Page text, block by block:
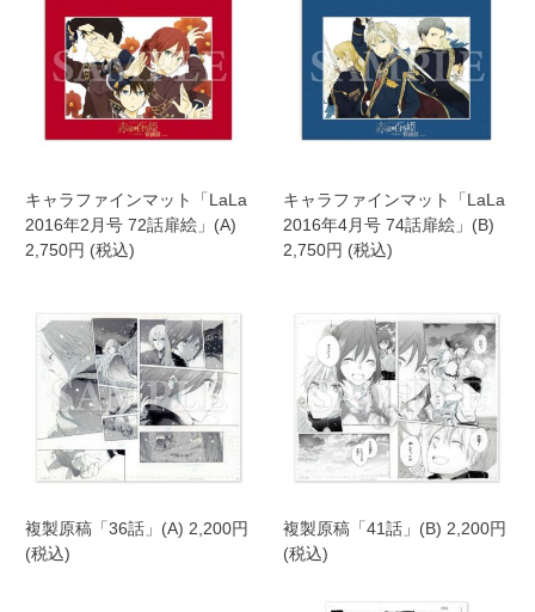
キャラファインマット「LaLa
2016年2月号 72話扉絵」(A)
2,750円 (税込)
キャラファインマット「LaLa
2016年4月号 74話扉絵」(B)
2,750円 (税込)
複製原稿「36話」(A) 2,200円
(税込)
複製原稿「41話」(B) 2,200円
(税込)